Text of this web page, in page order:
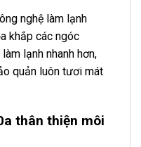
nghệ làm lạnh
khắp các ngóc
lạnh nhanh hơn,
quản luôn tươi mát
thân thiện môi